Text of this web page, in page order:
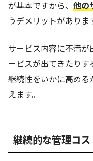
が基本ですから、 他の
うデメリットがありま
サービス内容に不満
ービスが出てきたりす
継続性をいかに高め
えます。
継続的な管理コ